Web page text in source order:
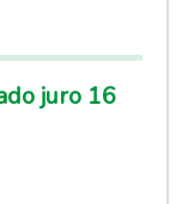
juro 16